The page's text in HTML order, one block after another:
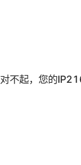
对不起，您的